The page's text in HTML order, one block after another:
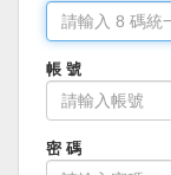
帳 號
密 碼